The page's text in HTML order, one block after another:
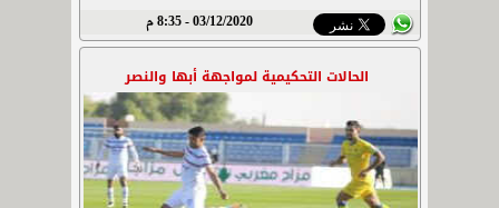
03/12/2020 - 8:35 م
الحالات التحكيمية لمواجهة أبها والنصر